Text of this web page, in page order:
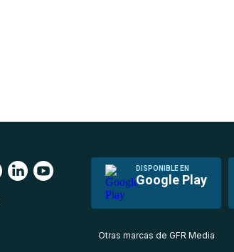
DISPONIBLE EN
Google Play
Otras marcas de GFR Media